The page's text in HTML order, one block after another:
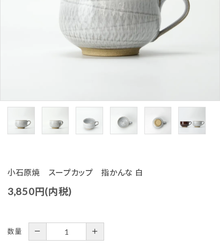
ファッション-Fashion-
小石原焼 スープカップ 指かんな 白
3,850円(内税)
数量 － ＋